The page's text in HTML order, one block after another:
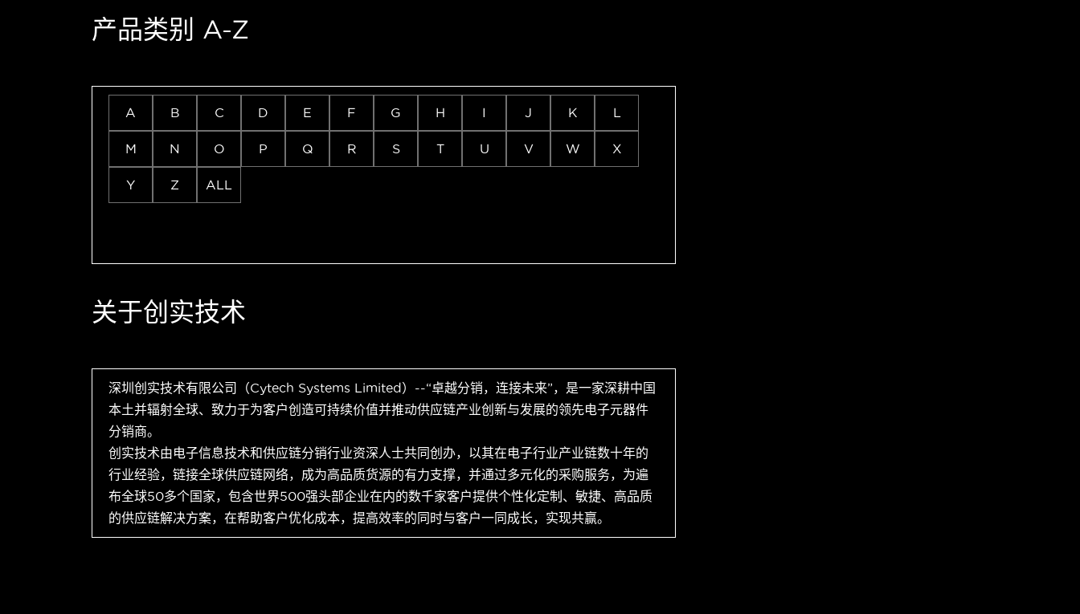
产品类别 A-Z
A B C D E F G H I J K L
M N O P Q R S T U V W X
Y Z ALL
关于创实技术
深圳创实技术有限公司（Cytech Systems Limited）--“卓越分销，连接未来”，是一家深耕中国
本土并辐射全球、致力于为客户创造可持续价值并推动供应链产业创新与发展的领先电子元器件
分销商。
创实技术由电子信息技术和供应链分销行业资深人士共同创办，以其在电子行业产业链数十年的
行业经验，链接全球供应链网络，成为高品质货源的有力支撑，并通过多元化的采购服务，为遍
布全球50多个国家，包含世界500强头部企业在内的数千家客户提供个性化定制、敏捷、高品质
的供应链解决方案，在帮助客户优化成本，提高效率的同时与客户一同成长，实现共赢。